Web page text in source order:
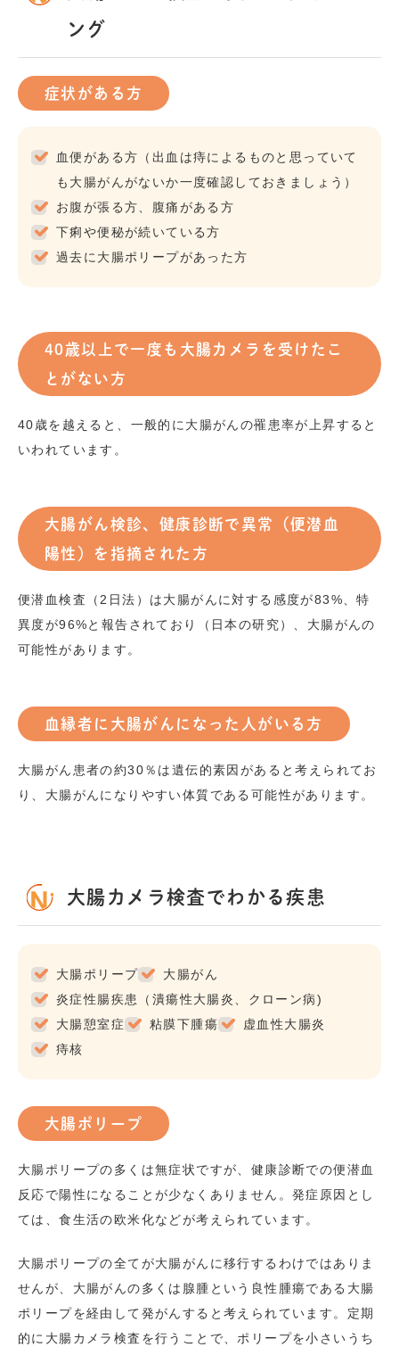
ング
症状がある方
血便がある方（出血は痔によるものと思っていて
も大腸がんがないか一度確認しておきましょう）
お腹が張る方、腹痛がある方
下痢や便秘が続いている方
過去に大腸ポリープがあった方
40歳以上で一度も大腸カメラを受けたこ
とがない方
40歳を越えると、一般的に大腸がんの罹患率が上昇すると
いわれています。
大腸がん検診、健康診断で異常（便潜血
陽性）を指摘された方
便潜血検査（2日法）は大腸がんに対する感度が83%、特
異度が96%と報告されており（日本の研究）、大腸がんの
可能性があります。
血縁者に大腸がんになった人がいる方
大腸がん患者の約30％は遺伝的素因があると考えられてお
り、大腸がんになりやすい体質である可能性があります。
大腸カメラ検査でわかる疾患
大腸ポリープ
大腸がん
炎症性腸疾患（潰瘍性大腸炎、クローン病)
大腸憩室症
粘膜下腫瘍
虚血性大腸炎
痔核
大腸ポリープ
大腸ポリープの多くは無症状ですが、健康診断での便潜血
反応で陽性になることが少なくありません。発症原因とし
ては、食生活の欧米化などが考えられています。
大腸ポリープの全てが大腸がんに移行するわけではありま
せんが、大腸がんの多くは腺腫という良性腫瘍である大腸
ポリープを経由して発がんすると考えられています。定期
的に大腸カメラ検査を行うことで、ポリープを小さいうち